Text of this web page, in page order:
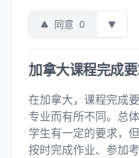
同意 0
加拿大课程完成
在加拿大，课程完成
专业而有所不同。总
学生有一定的要求，
按时完成作业、参加